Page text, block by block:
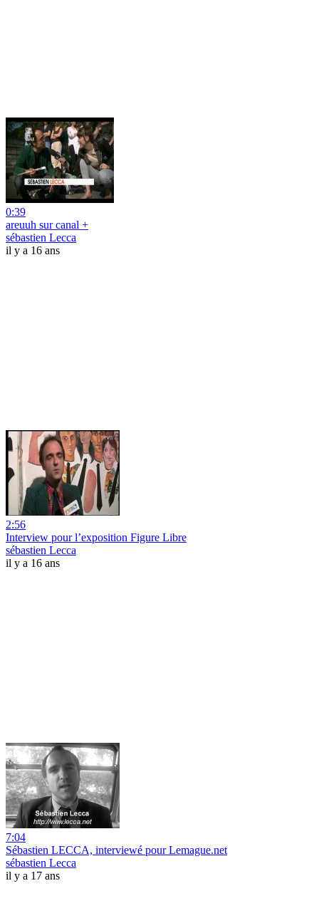
0:39
areuuh sur canal +
sébastien Lecca
il y a 16 ans
2:56
Interview pour l’exposition Figure Libre
sébastien Lecca
il y a 16 ans
7:04
Sébastien LECCA, interviewé pour Lemague.net
sébastien Lecca
il y a 17 ans